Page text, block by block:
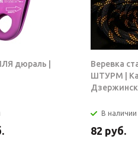
дюраль |
Веревка
ШТУРМ |
Дзержинск
В наличии
82 руб.